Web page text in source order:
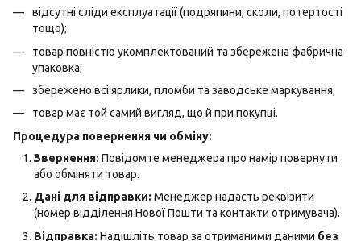
відсутні сліди експлуатації (подряпини, сколи, потертості
тощо);
товар повністю укомплектований та збережена фабрична
упаковка;
збережено всі ярлики, пломби та заводське маркування;
товар має той самий вигляд, що й при покупці.
Процедура повернення чи обміну:
Звернення: Повідомте менеджера про намір повернути
або обміняти товар.
Дані для відправки: Менеджер надасть реквізити
(номер відділення Нової Пошти та контакти отримувача).
Відправка: Надішліть товар за отриманими даними без